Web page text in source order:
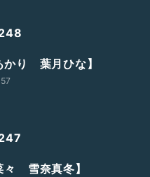
かり 葉月ひな】
々 雪奈真冬】